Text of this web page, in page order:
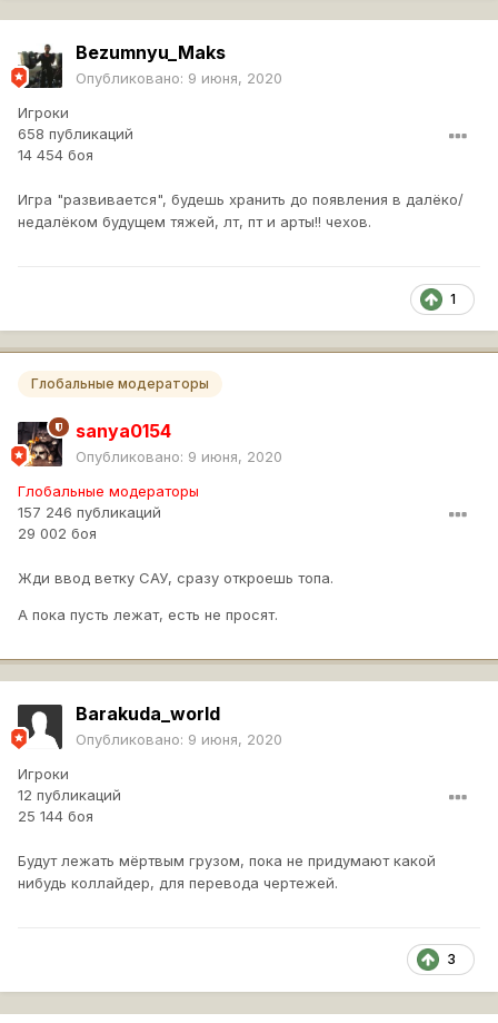
Bezumnyu_Maks
Опубликовано: 9 июня, 2020
Игроки
658 публикаций
14 454 боя
Игра "развивается", будешь хранить до появления в далёко/
недалёком будущем тяжей, лт, пт и арты!! чехов.
1
Глобальные модераторы
sanya0154
Опубликовано: 9 июня, 2020
Глобальные модераторы
157 246 публикаций
29 002 боя
Жди ввод ветку САУ, сразу откроешь топа.
А пока пусть лежат, есть не просят.
Barakuda_world
Опубликовано: 9 июня, 2020
Игроки
12 публикаций
25 144 боя
Будут лежать мёртвым грузом, пока не придумают какой
нибудь коллайдер, для перевода чертежей.
3